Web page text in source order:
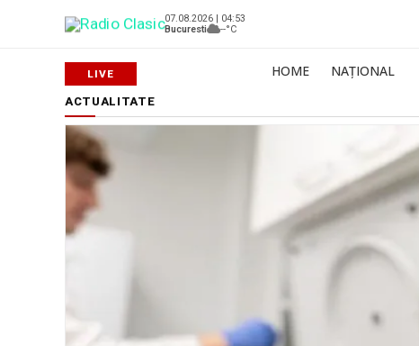
07.08.2026 | 04:53
Bucuresti
--°C
HOME NAȚIONAL
ACTUALITATE